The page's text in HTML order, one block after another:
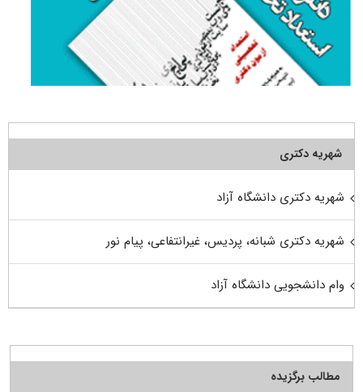
شهریه دکتری
شهریه دکتری دانشگاه آزاد
شهریه دکتری شبانه، پردیس، غیرانتفاعی، پیام نور
وام دانشجویی دانشگاه آزاد
مطالب برگزیده